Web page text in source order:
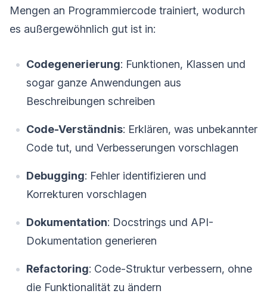
Mengen an Programmiercode trainiert, wodurch
es außergewöhnlich gut ist in:
Codegenerierung: Funktionen, Klassen und
sogar ganze Anwendungen aus
Beschreibungen schreiben
Code-Verständnis: Erklären, was unbekannter
Code tut, und Verbesserungen vorschlagen
Debugging: Fehler identifizieren und
Korrekturen vorschlagen
Dokumentation: Docstrings und API-
Dokumentation generieren
Refactoring: Code-Struktur verbessern, ohne
die Funktionalität zu ändern